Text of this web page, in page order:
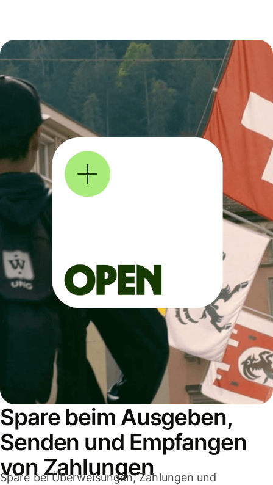
Spare beim Ausgeben,
Senden und Empfangen
von Zahlungen
Spare bei Überweisungen, Zahlungen und